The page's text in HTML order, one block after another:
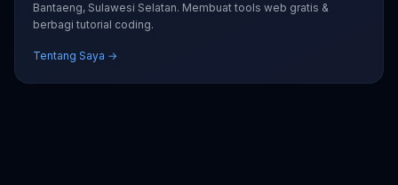
Bantaeng, Sulawesi Selatan. Membuat tools web gratis &
berbagi tutorial coding.
Tentang Saya →